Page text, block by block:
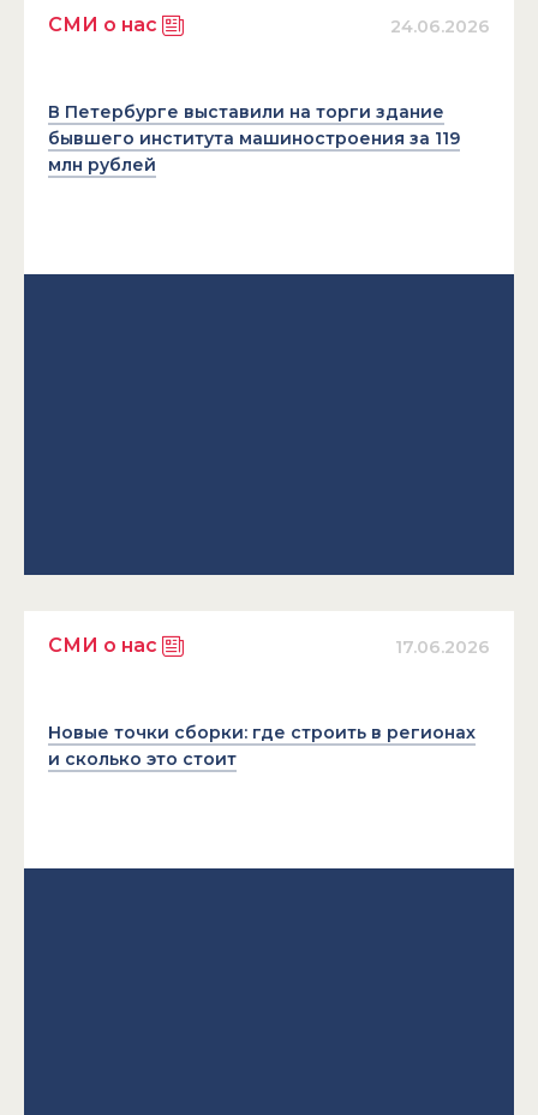
СМИ о нас 24.06.2026
В Петербурге выставили на торги здание
бывшего института машиностроения за 119
млн рублей
СМИ о нас 17.06.2026
Новые точки сборки: где строить в регионах
и сколько это стоит